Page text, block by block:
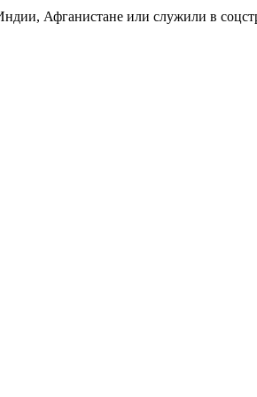
Афганистане или служили в